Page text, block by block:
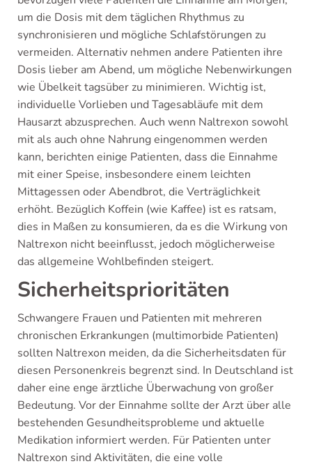
um die Dosis mit dem täglichen Rhythmus zu
synchronisieren und mögliche Schlafstörungen zu
vermeiden. Alternativ nehmen andere Patienten ihre
Dosis lieber am Abend, um mögliche Nebenwirkungen
wie Übelkeit tagsüber zu minimieren. Wichtig ist,
individuelle Vorlieben und Tagesabläufe mit dem
Hausarzt abzusprechen. Auch wenn Naltrexon sowohl
mit als auch ohne Nahrung eingenommen werden
kann, berichten einige Patienten, dass die Einnahme
mit einer Speise, insbesondere einem leichten
Mittagessen oder Abendbrot, die Verträglichkeit
erhöht. Bezüglich Koffein (wie Kaffee) ist es ratsam,
dies in Maßen zu konsumieren, da es die Wirkung von
Naltrexon nicht beeinflusst, jedoch möglicherweise
das allgemeine Wohlbefinden steigert.
Sicherheitsprioritäten
Schwangere Frauen und Patienten mit mehreren
chronischen Erkrankungen (multimorbide Patienten)
sollten Naltrexon meiden, da die Sicherheitsdaten für
diesen Personenkreis begrenzt sind. In Deutschland ist
daher eine enge ärztliche Überwachung von großer
Bedeutung. Vor der Einnahme sollte der Arzt über alle
bestehenden Gesundheitsprobleme und aktuelle
Medikation informiert werden. Für Patienten unter
Naltrexon sind Aktivitäten, die eine volle